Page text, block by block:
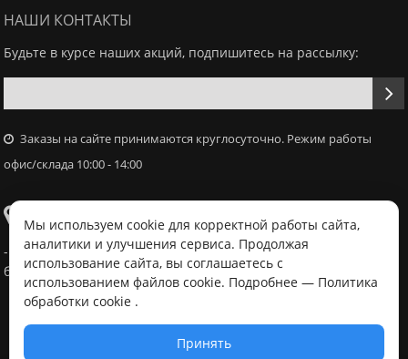
НАШИ КОНТАКТЫ
Будьте в курсе наших акций, подпишитесь на рассылку:
Заказы на сайте принимаются круглосуточно. Режим работы
офис/склада 10:00 - 14:00
Самовывоз
- Офис / склад, г. Минск, ул. Володько 18, с 10:00 - 14:00 в
будний день после согласования с менеджером
Мы используем cookie для корректной работы сайта,
аналитики и улучшения сервиса. Продолжая
использование сайта, вы соглашаетесь с
использованием файлов cookie. Подробнее — Политика
обработки cookie .
Принять